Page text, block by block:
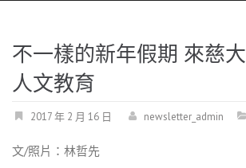
字:
不一樣的新年假期 來慈
人文教育
2017 年 2 月 16 日 newsletter_admin
文/照片：林哲先